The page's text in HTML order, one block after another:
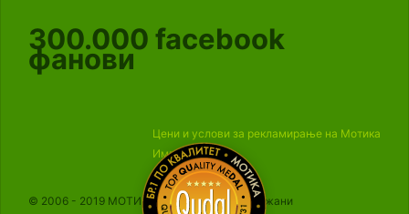
300.000 facebook
фанови
Цени и услови за рекламирање на Мотика
Импресум
© 2006 - 2019 МОТИКА, Сите права се задржани